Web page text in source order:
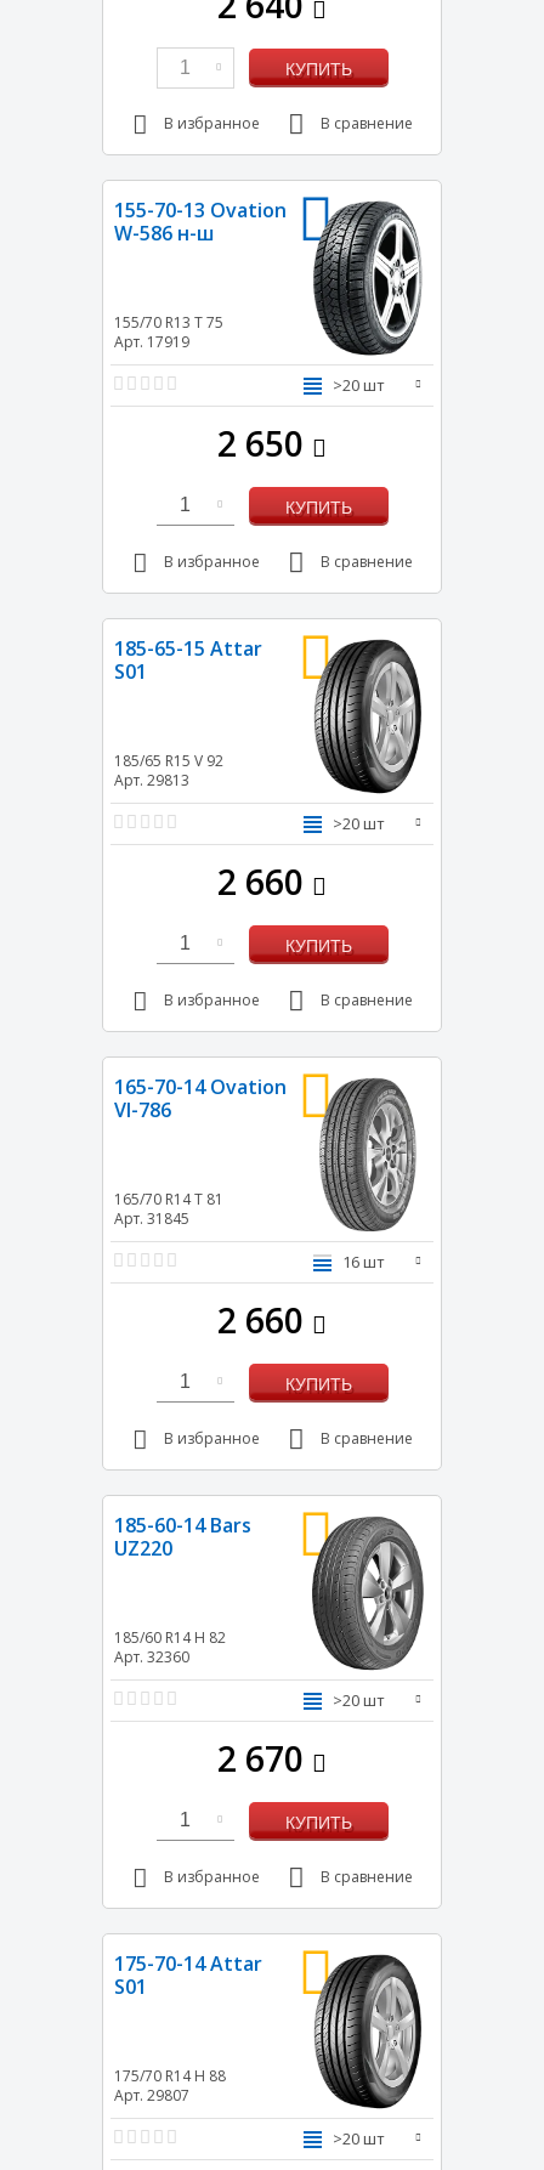
1 КУПИТЬ
В избранное В сравнение
155-70-13 Ovation
W-586 н-ш
155/70 R13 T75
Арт. 17919
>20 шт
2 650
1 КУПИТЬ
В избранное В сравнение
185-65-15 Attar
S01
185/65 R15 V 92
Арт. 29813
>20 шт
2 660
1 КУПИТЬ
В избранное В сравнение
165-70-14 Ovation
VI-786
165/70 R14T 81
Арт. 31845
16 шт
2 660
1 КУПИТЬ
В избранное В сравнение
185-60-14 Bars
UZ220
185/60 R14 H 82
Арт. 32360
>20 шт
2 670
1 КУПИТЬ
В избранное В сравнение
175-70-14 Attar
S01
175/70 R14 H 88
Арт. 29807
>20 шт